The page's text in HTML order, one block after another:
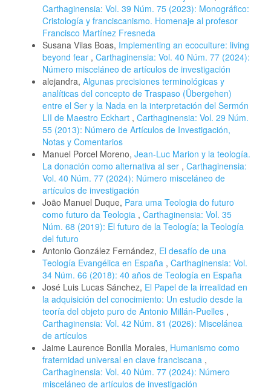
Carthaginensia: Vol. 39 Núm. 75 (2023): Monográfico:
Cristología y franciscanismo. Homenaje al profesor
Francisco Martínez Fresneda
Susana Vilas Boas, Implementing an ecoculture: living
beyond fear , Carthaginensia: Vol. 40 Núm. 77 (2024):
Número misceláneo de artículos de investigación
alejandra, Algunas precisiones terminológicas y
analíticas del concepto de Traspaso (Übergehen)
entre el Ser y la Nada en la interpretación del Sermón
LII de Maestro Eckhart , Carthaginensia: Vol. 29 Núm.
55 (2013): Número de Artículos de Investigación,
Notas y Comentarios
Manuel Porcel Moreno, Jean-Luc Marion y la teología.
La donación como alternativa al ser , Carthaginensia:
Vol. 40 Núm. 77 (2024): Número misceláneo de
artículos de investigación
João Manuel Duque, Para uma Teologia do futuro
como futuro da Teologia , Carthaginensia: Vol. 35
Núm. 68 (2019): El futuro de la Teología; la Teología
del futuro
Antonio González Fernández, El desafío de una
Teología Evangélica en España , Carthaginensia: Vol.
34 Núm. 66 (2018): 40 años de Teología en España
José Luis Lucas Sánchez, El Papel de la irrealidad en
la adquisición del conocimiento: Un estudio desde la
teoría del objeto puro de Antonio Millán-Puelles ,
Carthaginensia: Vol. 42 Núm. 81 (2026): Miscelánea
de artículos
Jaime Laurence Bonilla Morales, Humanismo como
fraternidad universal en clave franciscana ,
Carthaginensia: Vol. 40 Núm. 77 (2024): Número
misceláneo de artículos de investigación